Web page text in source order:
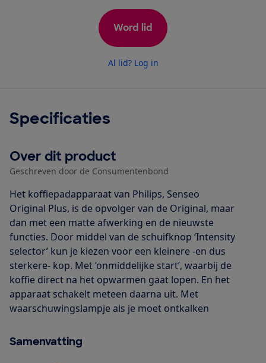
Word lid
Al lid? Log in
Specificaties
Over dit product
Geschreven door de Consumentenbond
Het koffiepadapparaat van Philips, Senseo
Original Plus, is de opvolger van de Original, maar
dan met een matte afwerking en de nieuwste
functies. Door middel van de schuifknop ‘Intensity
selector’ kun je kiezen voor een kleinere -en dus
sterkere- kop. Met ‘onmiddelijke start’, waarbij de
koffie direct na het opwarmen gaat lopen. En het
apparaat schakelt meteen daarna uit. Met
waarschuwingslampje als je moet ontkalken
Samenvatting